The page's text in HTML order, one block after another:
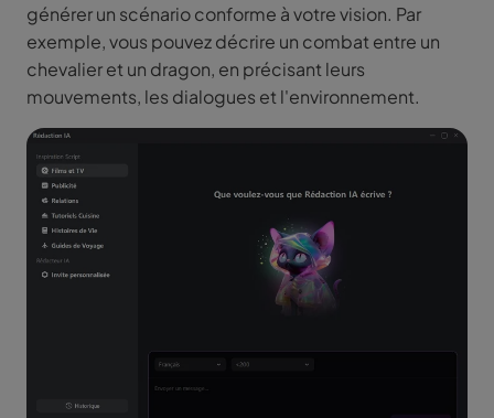
générer un scénario conforme à votre vision. Par
exemple, vous pouvez décrire un combat entre un
chevalier et un dragon, en précisant leurs
mouvements, les dialogues et l'environnement.